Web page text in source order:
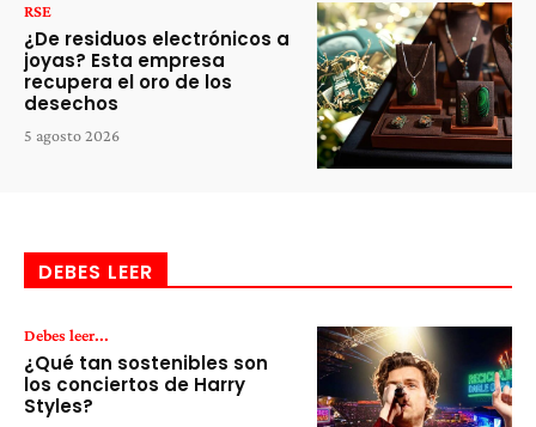
RSE
¿De residuos electrónicos a
joyas? Esta empresa
recupera el oro de los
desechos
5 agosto 2026
DEBES LEER
Debes leer...
¿Qué tan sostenibles son
los conciertos de Harry
Styles?